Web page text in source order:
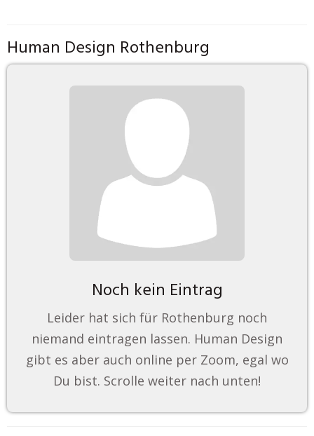
Human Design Rothenburg
Noch kein Eintrag
Leider hat sich für Rothenburg noch
niemand eintragen lassen. Human Design
gibt es aber auch online per Zoom, egal wo
Du bist. Scrolle weiter nach unten!